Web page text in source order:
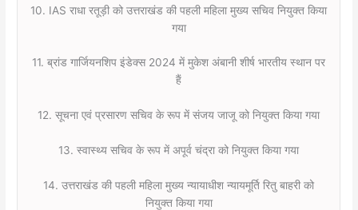
10. IAS राधा रतूड़ी को उत्तराखंड की पहली महिला मुख्य सचिव नियुक्त किया
गया
11. ब्रांड गार्जियनशिप इंडेक्स 2024 में मुकेश अंबानी शीर्ष भारतीय स्थान पर
हैं
12. सूचना एवं प्रसारण सचिव के रूप में संजय जाजू को नियुक्त किया गया
13. स्वास्थ्य सचिव के रूप में अपूर्व चंद्रा को नियुक्त किया गया
14. उत्तराखंड की पहली महिला मुख्य न्यायाधीश न्यायमूर्ति रितु बाहरी को
नियुक्त किया गया